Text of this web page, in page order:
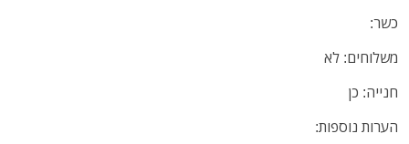
כשר:
משלוחים: לא
חנייה: כן
הערות נוספות: